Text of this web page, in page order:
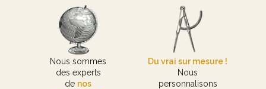
Nous sommes
des experts
de nos
Du vrai sur mesure !
Nous
personnalisons